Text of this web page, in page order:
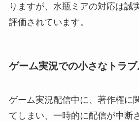
りますが、水瓶ミアの対応は誠
評価されています。
ゲーム実況での小さなトラブ
ゲーム実況配信中に、著作権に
てしまい、一時的に配信が中断